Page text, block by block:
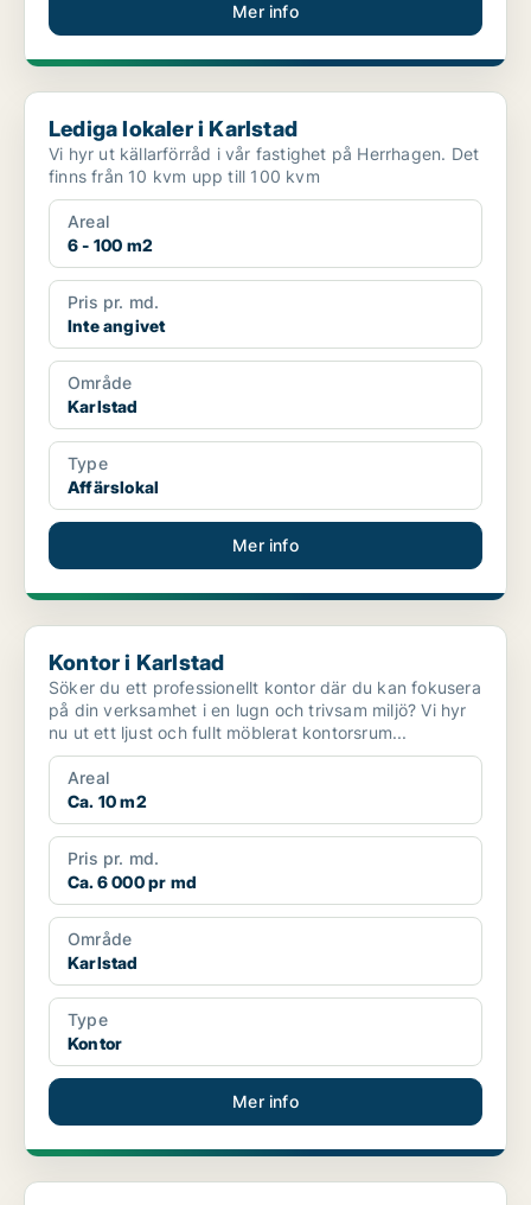
Mer info
Lediga lokaler i Karlstad
Lediga lokaler i Karlstad
Vi hyr ut källarförråd i vår fastighet på Herrhagen. Det
finns från 10 kvm upp till 100 kvm
Areal
6 - 100 m2
Pris pr. md.
Inte angivet
Område
Karlstad
Type
Affärslokal
Mer info
Kontor i Karlstad
Kontor i Karlstad
Söker du ett professionellt kontor där du kan fokusera
på din verksamhet i en lugn och trivsam miljö? Vi hyr
nu ut ett ljust och fullt möblerat kontorsrum...
Areal
Ca. 10 m2
Pris pr. md.
Ca. 6 000 pr md
Område
Karlstad
Type
Kontor
Mer info
Klinik i Karlstad